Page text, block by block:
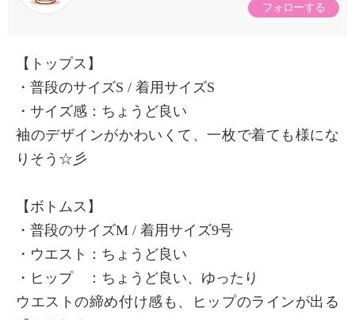
フォローする
【トップス】
・普段のサイズS / 着用サイズS
・サイズ感：ちょうど良い
袖のデザインがかわいくて、一枚で着ても様にな
りそう☆彡
【ボトムス】
・普段のサイズM / 着用サイズ9号
・ウエスト：ちょうど良い
・ヒップ ：ちょうど良い、ゆったり
ウエストの締め付け感も、ヒップのラインが出る